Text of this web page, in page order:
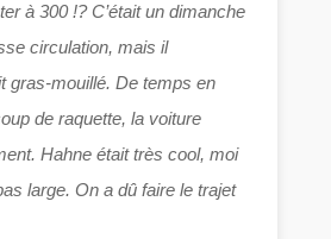
à 300 !? C’était un dimanche
circulation, mais il
gras-mouillé. De temps en
de raquette, la voiture
Hahne était très cool, moi
large. On a dû faire le trajet